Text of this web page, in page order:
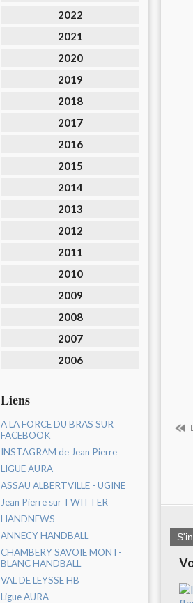
2022
2021
2020
2019
2018
2017
2016
2015
2014
2013
2012
2011
2010
2009
2008
2007
2006
Liens
A LA FORCE DU BRAS SUR
FACEBOOK
INSTAGRAM de Jean Pierre
LIGUE AURA
ASSAU ALBERTVILLE - UGINE
Jean Pierre sur TWITTER
HANDNEWS
ANNECY HANDBALL
CHAMBERY SAVOIE MONT-
BLANC HANDBALL
VAL DE LEYSSE HB
Ligue AURA